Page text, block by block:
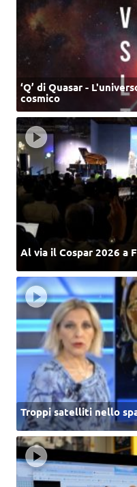
‘Q’ di Quasar -
cosmico
Al via il Cospar 2026 a
Troppi satelliti nello